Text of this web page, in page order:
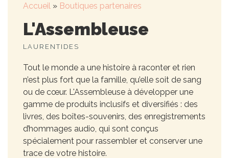
Accueil » Boutiques partenaires
L'Assembleuse
LAURENTIDES
Tout le monde a une histoire à raconter et rien
n’est plus fort que la famille, qu’elle soit de sang
ou de cœur. L'Assembleuse à développer une
gamme de produits inclusifs et diversifiés : des
livres, des boîtes-souvenirs, des enregistrements
d’hommages audio, qui sont conçus
spécialement pour rassembler et conserver une
trace de votre histoire.